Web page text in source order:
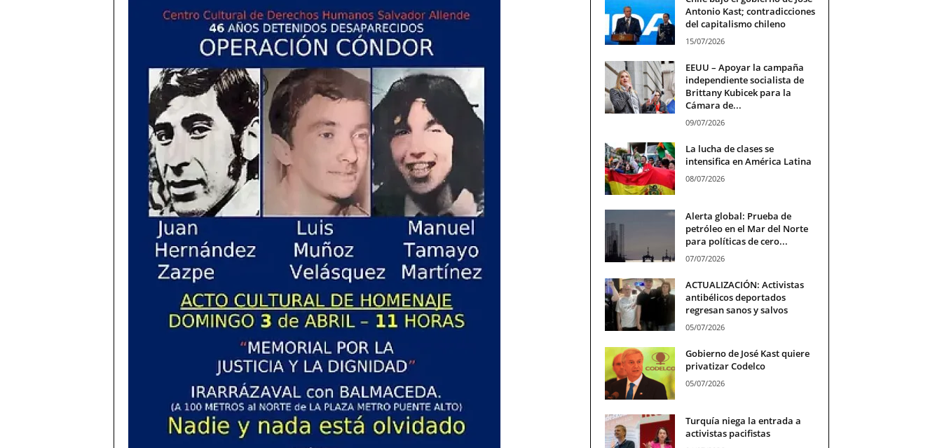
Antonio Kast; contradicciones
del capitalismo chileno
15/07/2026
EEUU – Apoyar la campaña
independiente socialista de
Brittany Kubicek para la
Cámara de...
09/07/2026
La lucha de clases se
intensifica en América Latina
08/07/2026
Alerta global: Prueba de
petróleo en el Mar del Norte
para políticas de cero...
07/07/2026
ACTUALIZACIÓN: Activistas
antibélicos deportados
regresan sanos y salvos
05/07/2026
Gobierno de José Kast quiere
privatizar Codelco
05/07/2026
Turquía niega la entrada a
activistas pacifistas